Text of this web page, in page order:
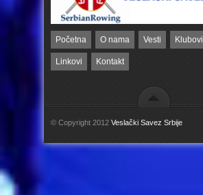
Početna O nama Vesti Klubovi
Linkovi Kontakt
© Copyright 2012 Veslački Savez Srbije